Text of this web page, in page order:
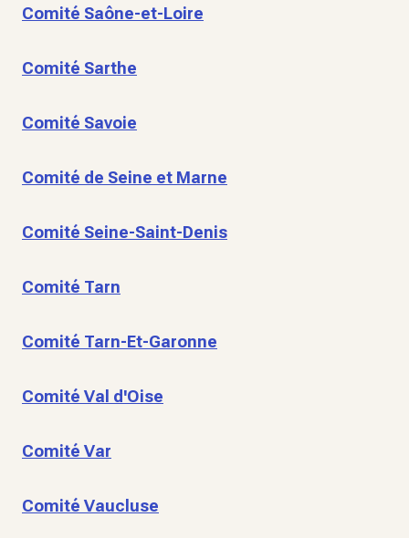
Comité Saône-et-Loire
Comité Sarthe
Comité Savoie
Comité de Seine et Marne
Comité Seine-Saint-Denis
Comité Tarn
Comité Tarn-Et-Garonne
Comité Val d'Oise
Comité Var
Comité Vaucluse